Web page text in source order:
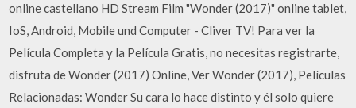
online castellano HD Stream Film "Wonder (2017)" online tablet,
IoS, Android, Mobile und Computer - Cliver TV! Para ver la
Película Completa y la Película Gratis, no necesitas registrarte,
disfruta de Wonder (2017) Online, Ver Wonder (2017), Películas
Relacionadas: Wonder Su cara lo hace distinto y él solo quiere